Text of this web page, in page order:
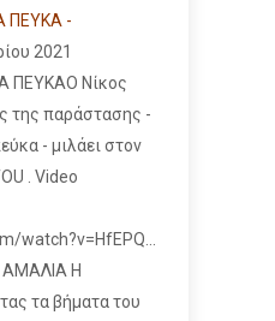
ΠΕΥΚΑ -
2021
ΠΕΥΚΑΟ Νίκος
της παράστασης -
- μιλάει στον
. Video
watch?v=HfEPQ...
Η
τα βήματα του